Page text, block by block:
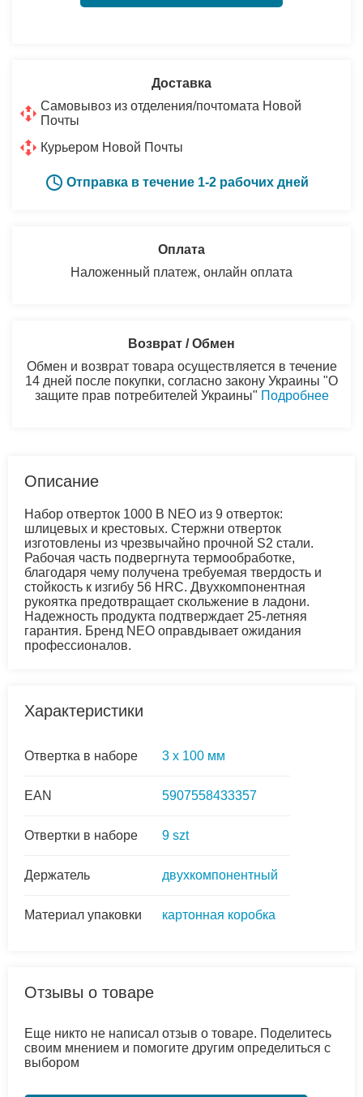
Доставка
Самовывоз из отделения/почтомата Новой
Почты
Курьером Новой Почты
Отправка в течение 1-2 рабочих дней
Оплата
Наложенный платеж, онлайн оплата
Возврат / Обмен
Обмен и возврат товара осуществляется в течение
14 дней после покупки, согласно закону Украины "О
защите прав потребителей Украины" Подробнее
Описание
Набор отверток 1000 В NEO из 9 отверток:
шлицевых и крестовых. Стержни отверток
изготовлены из чрезвычайно прочной S2 стали.
Рабочая часть подвергнута термообработке,
благодаря чему получена требуемая твердость и
стойкость к изгибу 56 HRC. Двухкомпонентная
рукоятка предотвращает скольжение в ладони.
Надежность продукта подтверждает 25-летняя
гарантия. Бренд NEO оправдывает ожидания
профессионалов.
Характеристики
Отвертка в наборе 3 x 100 мм
EAN 5907558433357
Отвертки в наборе 9 szt
Держатель двухкомпонентный
Материал упаковки картонная коробка
Отзывы о товаре
Еще никто не написал отзыв о товаре. Поделитесь
своим мнением и помогите другим определиться с
выбором